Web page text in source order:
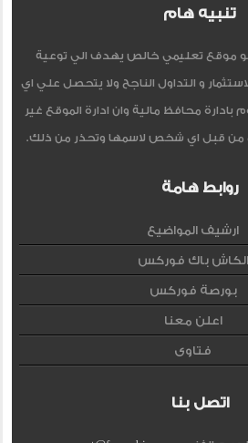
تنبيه هام
موقع تعليمي خالص يهدف الي توعية
و التداول الناجح ولا يتحصل علي اي
بادارة محافظ مالية وان ادارة الموقع غير
من قبل اي شخص لاسمها وتحذر من ذلك.
روابط هامة
ارشيف المواضيع
الكاش باك فوركس
بورصة فوركس
اعلن معنا
فتاوى
اتصل بنا